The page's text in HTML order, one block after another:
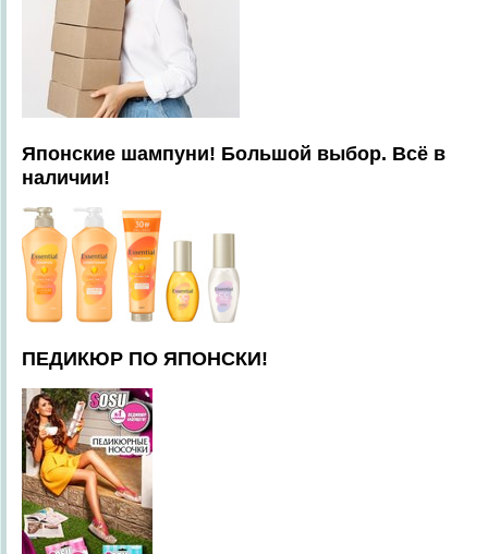
Японские шампуни! Большой выбор. Всё в
наличии!
ПЕДИКЮР ПО ЯПОНСКИ!